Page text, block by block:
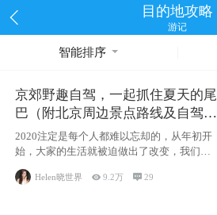
目的地攻略
游记
智能排序
京郊野趣自驾，一起抓住夏天的尾
巴（附北京周边景点路线及自驾攻
略）
2020注定是每个人都难以忘却的，从年初开
始，大家的生活就被迫做出了改变，我们也
不例外。本来双双辞职是为
Helen晓世界 9.2万 29